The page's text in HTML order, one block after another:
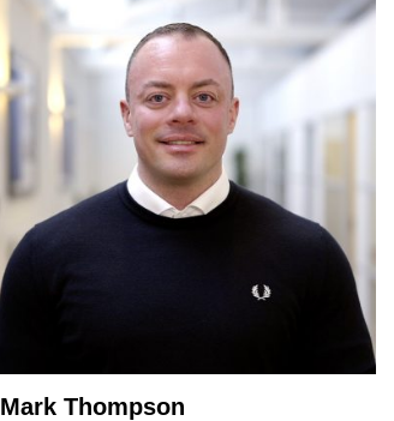
Mark Thompson